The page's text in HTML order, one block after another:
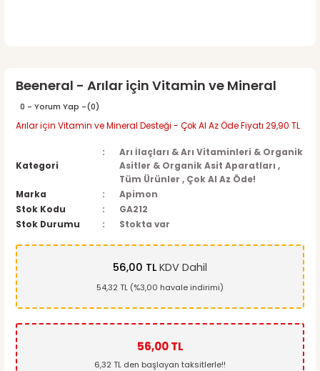
Beeneral - Arılar için Vitamin ve Mineral
0 - Yorum Yap -(0)
Arılar için Vitamin ve Mineral Desteği - Çok Al Az Öde Fiyatı 29,90 TL
Kategori
Arı İlaçları & Arı Vitaminleri & Organik
Asitler & Organik Asit Aparatları ,
Tüm Ürünler , Çok Al Az Öde!
Marka
Apimon
Stok Kodu
GA212
Stok Durumu
Stokta var
56,00 TL KDV Dahil
54,32 TL (%3,00 havale indirimi)
56,00 TL
6,32 TL den başlayan taksitlerle!!